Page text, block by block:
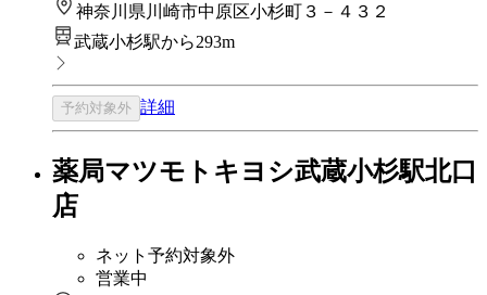
神奈川県川崎市中原区小杉町３－４３２
武蔵小杉駅から293m
予約対象外 詳細
薬局マツモトキヨシ武蔵小杉駅北口
店
ネット予約対象外
営業中